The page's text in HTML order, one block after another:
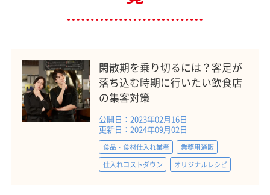
閑散期を乗り切るには？客足が
落ち込む時期に行いたい飲食店
の集客対策
公開日：2023年02月16日
更新日：2024年09月02日
食品・食材仕入れ業者
業務用通販
仕入れコストダウン
オリジナルレシピ